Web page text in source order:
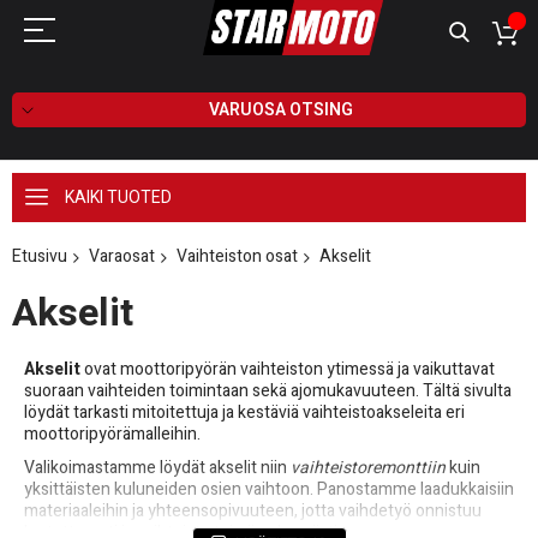
VARUOSA OTSING
KAIKI TUOTED
Etusivu Varaosat Vaihteiston osat Akselit
Akselit
Akselitovat moottoripyörän vaihteiston ytimessä ja vaikuttavat
suoraan vaihteiden toimintaan sekä ajomukavuuteen. Tältä sivulta
löydät tarkasti mitoitettuja ja kestäviä vaihteistoakseleita eri
moottoripyörämalleihin.
Valikoimastamme löydät akselit niin vaihteistoremonttiinkuin
yksittäisten kuluneiden osien vaihtoon. Panostamme laadukkaisiin
materiaaleihin ja yhteensopivuuteen, jotta vaihdetyö onnistuu
luotettavasti ja vaihteisto toimii pehmeästi.